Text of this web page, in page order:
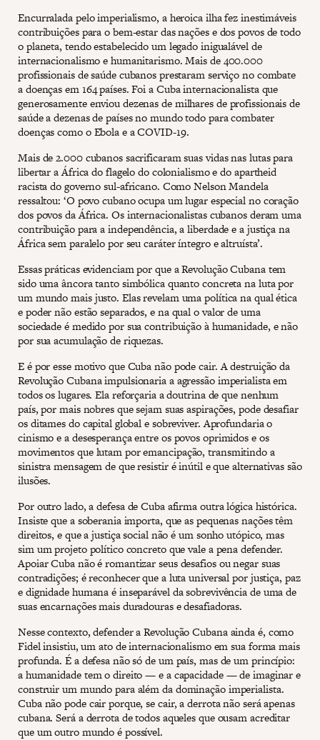
Encurralada pelo imperialismo, a heroica ilha fez inestimáveis
contribuições para o bem-estar das nações e dos povos de todo
o planeta, tendo estabelecido um legado inigualável de
internacionalismo e humanitarismo. Mais de 400.000
profissionais de saúde cubanos prestaram serviço no combate
a doenças em 164 países. Foi a Cuba internacionalista que
generosamente enviou dezenas de milhares de profissionais de
saúde a dezenas de países no mundo todo para combater
doenças como o Ebola e a COVID-19.
Mais de 2.000 cubanos sacrificaram suas vidas nas lutas para
libertar a África do flagelo do colonialismo e do apartheid
racista do governo sul-africano. Como Nelson Mandela
ressaltou: ‘O povo cubano ocupa um lugar especial no coração
dos povos da África. Os internacionalistas cubanos deram uma
contribuição para a independência, a liberdade e a justiça na
África sem paralelo por seu caráter íntegro e altruísta’.
Essas práticas evidenciam por que a Revolução Cubana tem
sido uma âncora tanto simbólica quanto concreta na luta por
um mundo mais justo. Elas revelam uma política na qual ética
e poder não estão separados, e na qual o valor de uma
sociedade é medido por sua contribuição à humanidade, e não
por sua acumulação de riquezas.
E é por esse motivo que Cuba não pode cair. A destruição da
Revolução Cubana impulsionaria a agressão imperialista em
todos os lugares. Ela reforçaria a doutrina de que nenhum
país, por mais nobres que sejam suas aspirações, pode desafiar
os ditames do capital global e sobreviver. Aprofundaria o
cinismo e a desesperança entre os povos oprimidos e os
movimentos que lutam por emancipação, transmitindo a
sinistra mensagem de que resistir é inútil e que alternativas são
ilusões.
Por outro lado, a defesa de Cuba afirma outra lógica histórica.
Insiste que a soberania importa, que as pequenas nações têm
direitos, e que a justiça social não é um sonho utópico, mas
sim um projeto político concreto que vale a pena defender.
Apoiar Cuba não é romantizar seus desafios ou negar suas
contradições; é reconhecer que a luta universal por justiça, paz
e dignidade humana é inseparável da sobrevivência de uma de
suas encarnações mais duradouras e desafiadoras.
Nesse contexto, defender a Revolução Cubana ainda é, como
Fidel insistiu, um ato de internacionalismo em sua forma mais
profunda. É a defesa não só de um país, mas de um princípio:
a humanidade tem o direito — e a capacidade — de imaginar e
construir um mundo para além da dominação imperialista.
Cuba não pode cair porque, se cair, a derrota não será apenas
cubana. Será a derrota de todos aqueles que ousam acreditar
que um outro mundo é possível.